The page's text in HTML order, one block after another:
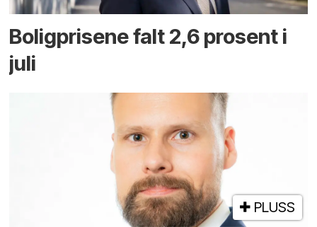
Boligprisene falt 2,6 prosent i
juli
PLUSS